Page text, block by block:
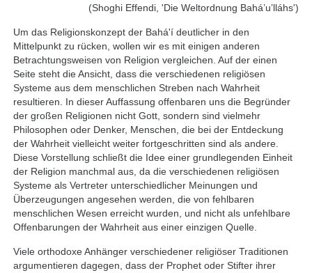
(Shoghi Effendi, 'Die Weltordnung Bahá’u’lláhs')
Um das Religionskonzept der Bahá'í deutlicher in den
Mittelpunkt zu rücken, wollen wir es mit einigen anderen
Betrachtungsweisen von Religion vergleichen. Auf der einen
Seite steht die Ansicht, dass die verschiedenen religiösen
Systeme aus dem menschlichen Streben nach Wahrheit
resultieren. In dieser Auffassung offenbaren uns die Begründer
der großen Religionen nicht Gott, sondern sind vielmehr
Philosophen oder Denker, Menschen, die bei der Entdeckung
der Wahrheit vielleicht weiter fortgeschritten sind als andere.
Diese Vorstellung schließt die Idee einer grundlegenden Einheit
der Religion manchmal aus, da die verschiedenen religiösen
Systeme als Vertreter unterschiedlicher Meinungen und
Überzeugungen angesehen werden, die von fehlbaren
menschlichen Wesen erreicht wurden, und nicht als unfehlbare
Offenbarungen der Wahrheit aus einer einzigen Quelle.
Viele orthodoxe Anhänger verschiedener religiöser Traditionen
argumentieren dagegen, dass der Prophet oder Stifter ihrer